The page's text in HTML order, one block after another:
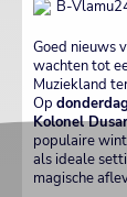
Goed nieuws
wachten tot
Muziekland
Op
Kolonel
populaire
als ideale
magische